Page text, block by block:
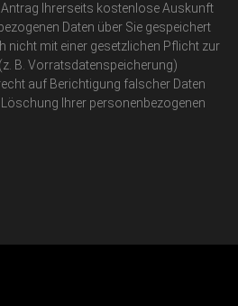
Ihrerseits kostenlose Auskunft
Daten über Sie gespeichert
nicht mit einer gesetzlichen Pflicht zur
B. Vorratsdatenspeicherung)
auf Berichtigung falscher Daten
Ihrer personenbezogenen